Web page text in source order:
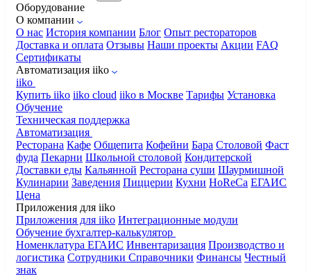
Оборудование
О компании
О нас История компании Блог Опыт рестораторов
Доставка и оплата Отзывы Наши проекты Акции FAQ
Сертификаты
Автоматизация iiko
iiko
Купить iiko iiko cloud iiko в Москве Тарифы Установка
Обучение
Техническая поддержка
Автоматизация
Ресторана Кафе Общепита Кофейни Бара Столовой Фаст
фуда Пекарни Школьной столовой Кондитерской
Доставки еды Кальянной Ресторана суши Шаурмишной
Кулинарии Заведения Пиццерии Кухни HoReCa ЕГАИС
Цена
Приложения для iiko
Приложения для iiko Интеграционные модули
Обучение бухгалтер-калькулятор
Номенклатура ЕГАИС Инвентаризация Производство и
логистика Сотрудники Справочники Финансы Честный
знак